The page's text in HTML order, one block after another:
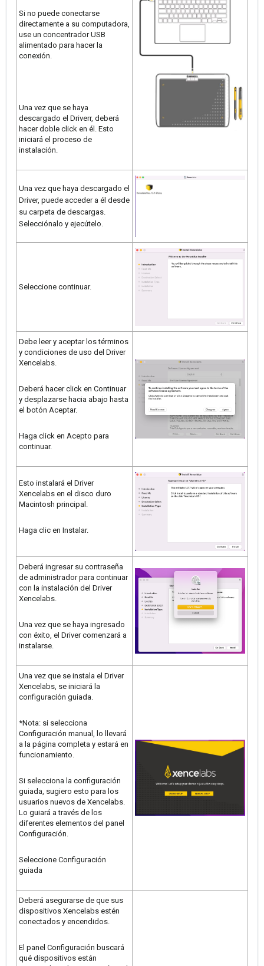
Si no puede conectarse
directamente a su computadora,
use un concentrador USB
alimentado para hacer la
conexión.
Una vez que se haya
descargado el Driverr, deberá
hacer doble click en él. Esto
iniciará el proceso de
instalación.
Una vez que haya descargado el
Driver, puede acceder a él desde
su carpeta de descargas.
Selecciónalo y ejecútelo.
Seleccione continuar.
Debe leer y aceptar los términos
y condiciones de uso del Driver
Xencelabs.
Deberá hacer click en Continuar
y desplazarse hacia abajo hasta
el botón Aceptar.
Haga click en Acepto para
continuar.
Esto instalará el Driver
Xencelabs en el disco duro
Macintosh principal.
Haga clic en Instalar.
Deberá ingresar su contraseña
de administrador para continuar
con la instalación del Driver
Xencelabs.
Una vez que se haya ingresado
con éxito, el Driver comenzará a
instalarse.
Una vez que se instala el Driver
Xencelabs, se iniciará la
configuración guiada.
*Nota: si selecciona
Configuración manual, lo llevará
a la página completa y estará en
funcionamiento.
Si selecciona la configuración
guiada, sugiero esto para los
usuarios nuevos de Xencelabs.
Lo guiará a través de los
diferentes elementos del panel
Configuración.
Seleccione Configuración
guiada
Deberá asegurarse de que sus
dispositivos Xencelabs estén
conectados y encendidos.
El panel Configuración buscará
qué dispositivos están